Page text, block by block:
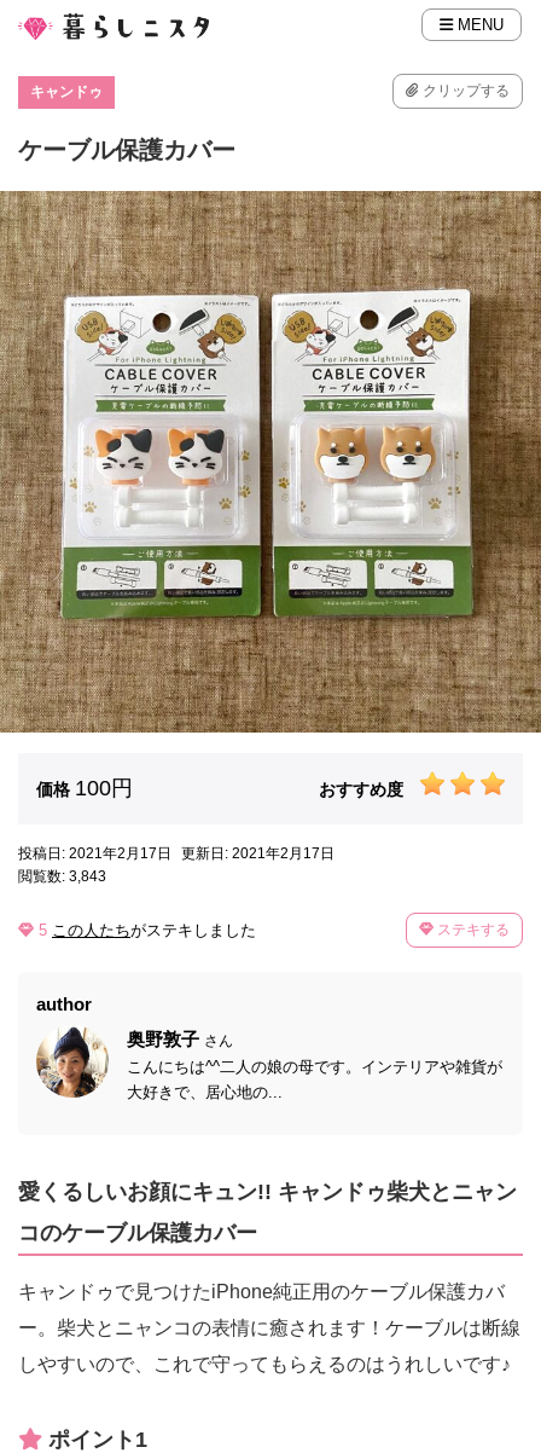
MENU
キャンドゥ クリップする
ケーブル保護カバー
価格 100円 おすすめ度
投稿日: 2021年2月17日
更新日: 2021年2月17日
閲覧数: 3,843
5 この人たちがステキしました ステキする
author
奥野敦子 さん
こんにちは^^二人の娘の母です。インテリアや雑貨が
大好きで、居心地の...
愛くるしいお顔にキュン!! キャンドゥ柴犬とニャン
コのケーブル保護カバー
キャンドゥで見つけたiPhone純正用のケーブル保護カバ
ー。柴犬とニャンコの表情に癒されます！ケーブルは断線
しやすいので、これで守ってもらえるのはうれしいです♪
ポイント1